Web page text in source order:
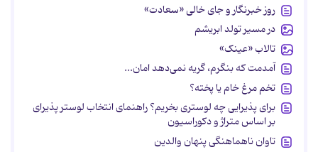
روز خبرنگار و جای خالی «سعادت»
در مسیر تولد ابریشم
تالاب «عینک»
آمدمت که بنگرم، گریه نمی‌دهد امان...
تخم مرغ خام یا پخته؟
برای پذیرایی چه لوستری بخریم؟ راهنمای انتخاب لوستر پذیرای
بر اساس متراژ و دکوراسیون
تاوان ناهماهنگی پنهان والدین